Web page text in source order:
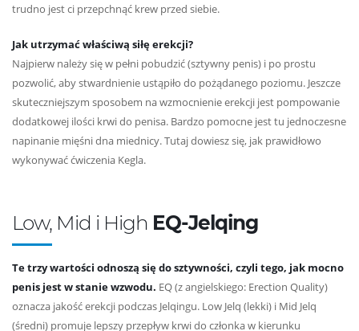
trudno jest ci przepchnąć krew przed siebie.
Jak utrzymać właściwą siłę erekcji?
Najpierw należy się w pełni pobudzić (sztywny penis) i po prostu
pozwolić, aby stwardnienie ustąpiło do pożądanego poziomu. Jeszcze
skuteczniejszym sposobem na wzmocnienie erekcji jest pompowanie
dodatkowej ilości krwi do penisa. Bardzo pomocne jest tu jednoczesne
napinanie mięśni dna miednicy. Tutaj dowiesz się, jak prawidłowo
wykonywać ćwiczenia Kegla.
Low, Mid i High EQ-Jelqing
Te trzy wartości odnoszą się do sztywności, czyli tego, jak mocno
penis jest w stanie wzwodu. EQ (z angielskiego: Erection Quality)
oznacza jakość erekcji podczas Jelqingu. Low Jelq (lekki) i Mid Jelq
(średni) promuje lepszy przepływ krwi do członka w kierunku